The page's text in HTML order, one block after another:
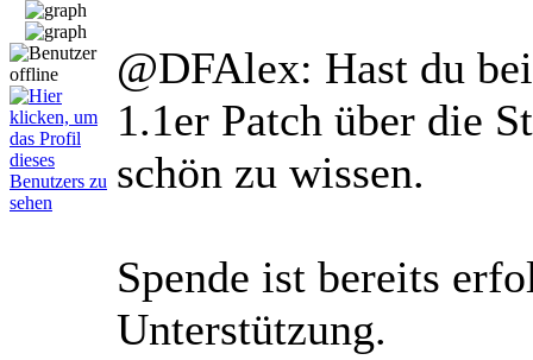
@DFAlex: Hast du
1.1er Patch über die
schön zu wissen.
Spende ist bereits
Unterstützung.